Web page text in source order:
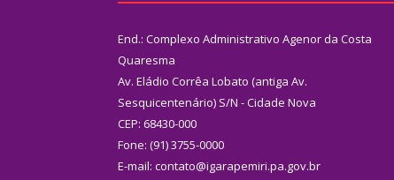
End.: Complexo Administrativo Agenor da Costa
Quaresma
Av. Eládio Corrêa Lobato (antiga Av.
Sesquicentenário) S/N - Cidade Nova
CEP: 68430-000
Fone: (91) 3755-0000
E-mail: contato@igarapemiri.pa.gov.br